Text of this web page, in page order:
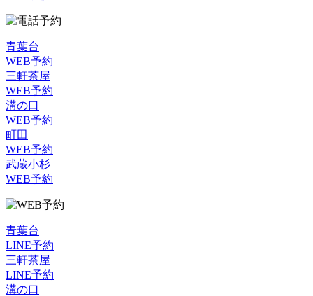
青葉台
WEB予約
三軒茶屋
WEB予約
溝の口
WEB予約
町田
WEB予約
武蔵小杉
WEB予約
青葉台
LINE予約
三軒茶屋
LINE予約
溝の口